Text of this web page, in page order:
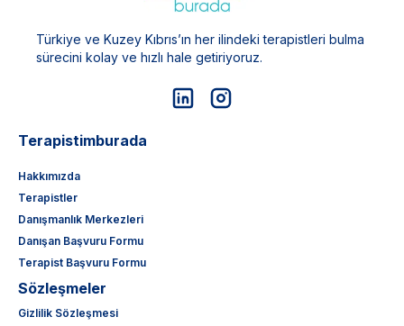
Türkiye ve Kuzey Kıbrıs’ın her ilindeki terapistleri bulma
sürecini kolay ve hızlı hale getiriyoruz.
Terapistimburada
Hakkımızda
Terapistler
Danışmanlık Merkezleri
Danışan Başvuru Formu
Terapist Başvuru Formu
Sözleşmeler
Gizlilik Sözleşmesi